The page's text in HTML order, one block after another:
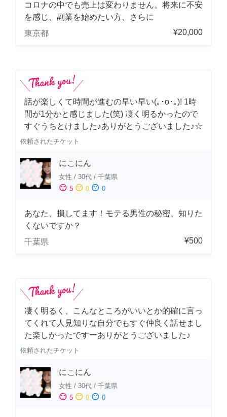
コロナの中でも売上は変わりません。将来に不安
を感じ、副業を始めたい方、さらに
東京都
¥20,000
話が楽しくて時間が進むの早い早い(｡･о･｡)! 1時
間が1分かと感じました(笑) 凄く明るかったので
すぐうちとけました♪ありがとうございました♪☆
依頼されたチケット
にこにん
女性 / 30代 / 千葉県
sentiment_satisfied 5 sentiment_neutral 0 sentiment_dissatisfied 0
あなた、損してます！モテる男性の秘密、知りた
くないですか？
千葉県
¥500
凄く明るく、こんなところがいいとか的確に言っ
てくれて人見知りな自分でもすぐ仲良く話せまし
た楽しかったですーありがとうございました♪
依頼されたチケット
にこにん
女性 / 30代 / 千葉県
sentiment_satisfied 5 sentiment_neutral 0 sentiment_dissatisfied 0